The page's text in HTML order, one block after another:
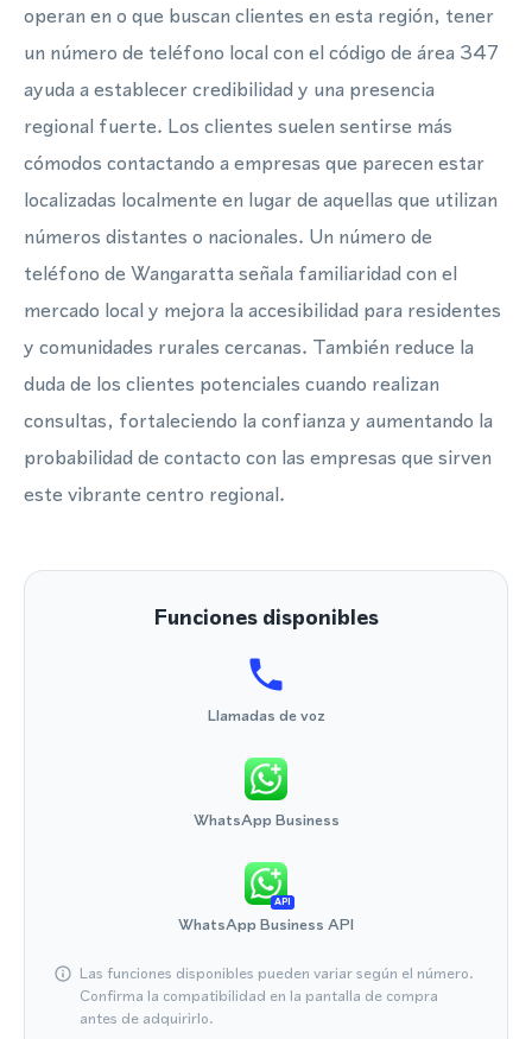
operan en o que buscan clientes en esta región, tener
un número de teléfono local con el código de área 347
ayuda a establecer credibilidad y una presencia
regional fuerte. Los clientes suelen sentirse más
cómodos contactando a empresas que parecen estar
localizadas localmente en lugar de aquellas que utilizan
números distantes o nacionales. Un número de
teléfono de Wangaratta señala familiaridad con el
mercado local y mejora la accesibilidad para residentes
y comunidades rurales cercanas. También reduce la
duda de los clientes potenciales cuando realizan
consultas, fortaleciendo la confianza y aumentando la
probabilidad de contacto con las empresas que sirven
este vibrante centro regional.
Funciones disponibles
Llamadas de voz
WhatsApp Business
API
WhatsApp Business API
Las funciones disponibles pueden variar según el número.
Confirma la compatibilidad en la pantalla de compra
antes de adquirirlo.